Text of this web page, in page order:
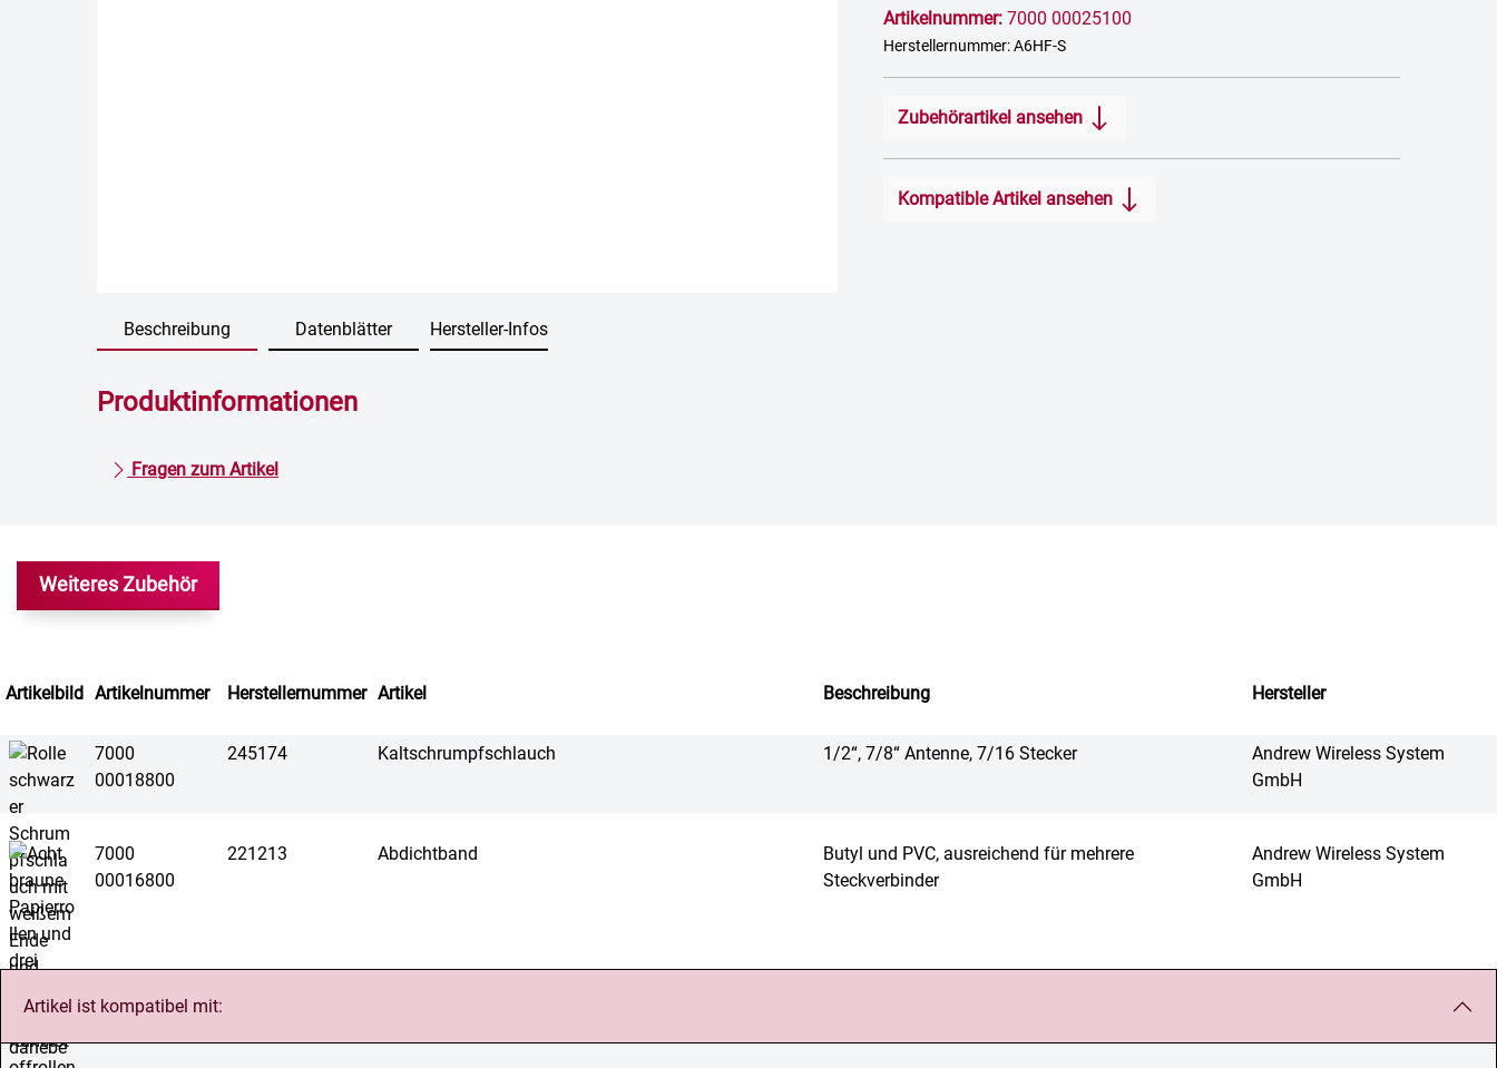
Artikelnummer: 7000 00025100
Herstellernummer: A6HF-S
Zubehörartikel ansehen
Kompatible Artikel ansehen
Beschreibung Datenblätter Hersteller-Infos
Produktinformationen
Fragen zum Artikel
Weiteres Zubehör
Artikelbild Artikelnummer Herstellernummer Artikel Beschreibung Hersteller
7000
00018800
245174 Kaltschrumpfschlauch 1/2“, 7/8“ Antenne, 7/16 Stecker
Andrew Wireless System
GmbH
7000
00016800
221213 Abdichtband
Butyl und PVC, ausreichend für mehrere
Steckverbinder
Andrew Wireless System
GmbH
Artikel ist kompatibel mit: